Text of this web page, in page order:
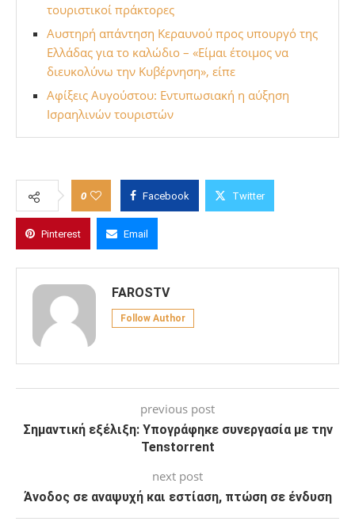
τουριστικοί πράκτορες
Αυστηρή απάντηση Κεραυνού προς υπουργό της
Ελλάδας για το καλώδιο – «Είμαι έτοιμος να
διευκολύνω την Κυβέρνηση», είπε
Αφίξεις Αυγούστου: Εντυπωσιακή η αύξηση
Ισραηλινών τουριστών
0 Facebook Twitter
Pinterest Email
FAROSTV
Follow Author
previous post
Σημαντική εξέλιξη: Υπογράφηκε συνεργασία με την
Tenstorrent
next post
Άνοδος σε αναψυχή και εστίαση, πτώση σε ένδυση